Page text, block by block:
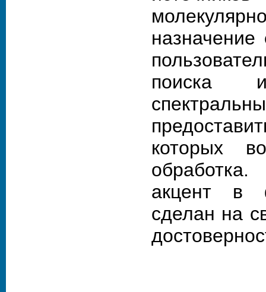
назначение
поиска
которых
акцент в
сделан на